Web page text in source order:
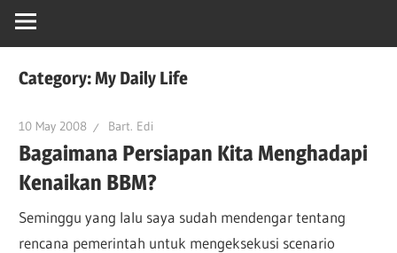
ku
Cerita
Category:My Daily Life
10 May 2008 Bart. Edi
Bagaimana Persiapan Kita Menghadapi
Kenaikan BBM?
Seminggu yang lalu saya sudah mendengar tentang
rencana pemerintah untuk mengeksekusi scenario